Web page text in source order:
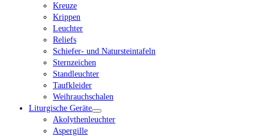
Kreuze
Krippen
Leuchter
Reliefs
Schiefer- und Natursteintafeln
Sternzeichen
Standleuchter
Taufkleider
Weihrauchschalen
Liturgische Geräte
Akolythenleuchter
Aspergille